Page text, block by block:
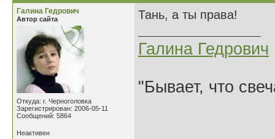
Галина Гедрович
Автор сайта
Откуда: г. Черноголовка
Зарегистрирован: 2006-05-11
Сообщений: 5864
Тань, а ты права!
Галина Гедрович
"Бывает, что
Неактивен